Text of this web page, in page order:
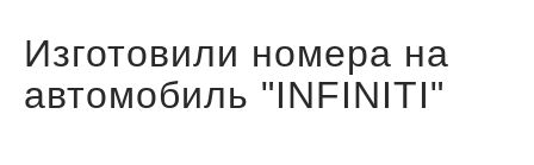
Изготовили номера на
автомобиль "INFINITI"